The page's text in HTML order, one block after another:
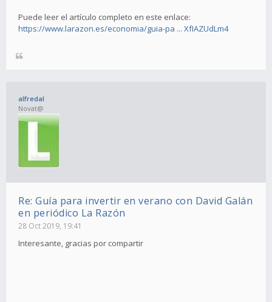
Puede leer el artículo completo en este enlace:
https://www.larazon.es/economia/guia-pa ... XfIAZUdLm4
alfredal
Novat@
Re: Guía para invertir en verano con David Galán
en periódico La Razón
28 Oct 2019, 19:41
Interesante, gracias por compartir